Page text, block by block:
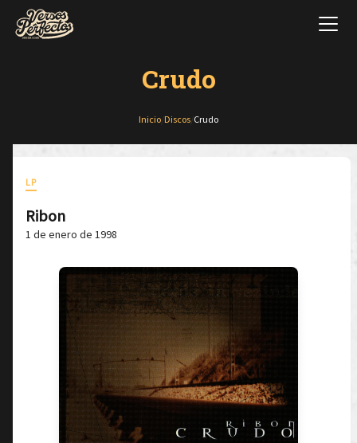
Crudo
Inicio Discos Crudo
LP
Ribon
1 de enero de 1998